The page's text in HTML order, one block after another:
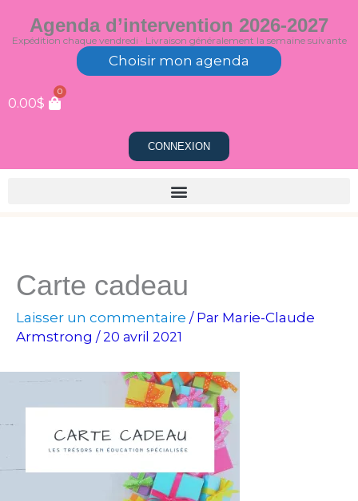
au
Agenda d’intervention 2026-2027
Expédition chaque vendredi · Livraison généralement la semaine suivante
Choisir mon agenda
0.00$
0
CONNEXION
Carte cadeau
Laisser un commentaire / Par Marie-Claude
Armstrong /20 avril 2021